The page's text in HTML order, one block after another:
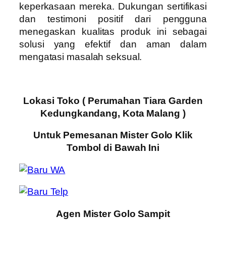
keperkasaan mereka. Dukungan sertifikasi
dan testimoni positif dari pengguna
menegaskan kualitas produk ini sebagai
solusi yang efektif dan aman dalam
mengatasi masalah seksual.
Lokasi Toko ( Perumahan Tiara Garden
Kedungkandang, Kota Malang )
Untuk Pemesanan Mister Golo Klik
Tombol di Bawah Ini
Agen Mister Golo Sampit